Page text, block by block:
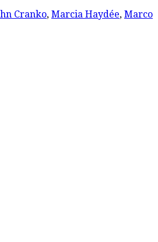
Cranko, Marcia Haydée, Marco